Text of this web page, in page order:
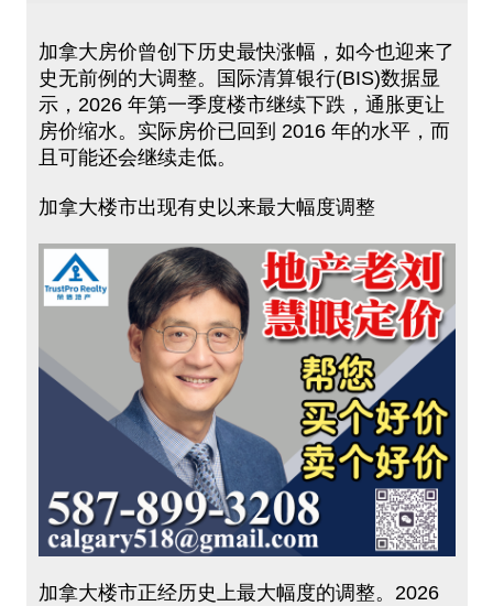
加拿大房价曾创下历史最快涨幅，如今也迎来了
史无前例的大调整。国际清算银行(BIS)数据显
示，2026 年第一季度楼市继续下跌，通胀更让
房价缩水。实际房价已回到 2016 年的水平，而
且可能还会继续走低。
加拿大楼市出现有史以来最大幅度调整
加拿大楼市正经历史上最大幅度的调整。2026